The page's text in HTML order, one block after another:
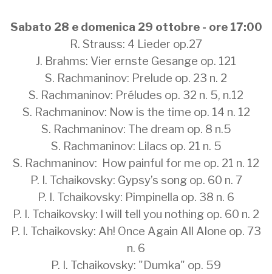
Sabato 28 e domenica 29 ottobre - ore 17:00
R. Strauss: 4 Lieder op.27
J. Brahms: Vier ernste Gesange op. 121
S. Rachmaninov: Prelude op. 23 n. 2
S. Rachmaninov: Préludes op. 32 n. 5, n.12
S. Rachmaninov: Now is the time op. 14 n. 12
S. Rachmaninov: The dream op. 8 n.5
S. Rachmaninov: Lilacs op. 21 n. 5
S. Rachmaninov: How painful for me op. 21 n. 12
P. I. Tchaikovsky: Gypsy’s song op. 60 n. 7
P. I. Tchaikovsky: Pimpinella op. 38 n. 6
P. I. Tchaikovsky: I will tell you nothing op. 60 n. 2
P. I. Tchaikovsky: Ah! Once Again All Alone op. 73
n. 6
P. I. Tchaikovsky: "Dumka" op. 59